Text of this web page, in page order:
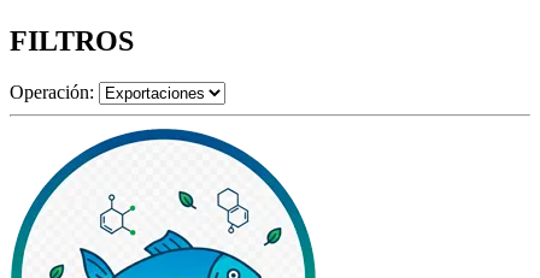
FILTROS
Operación: